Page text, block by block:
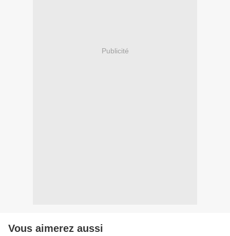
Publicité
Vous aimerez aussi